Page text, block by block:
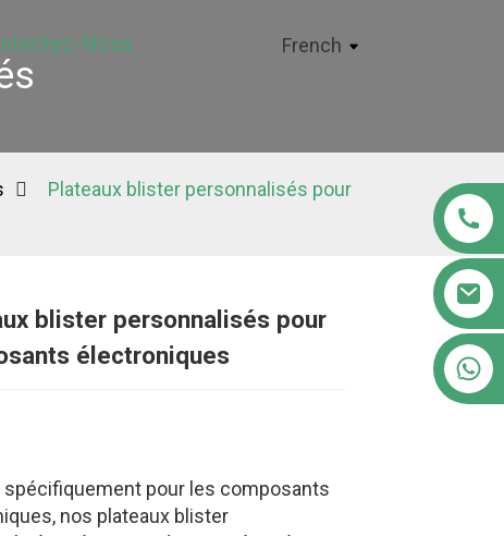
Nous French
Plateaux blister personnalisés pour
Loading...
Loading...
blister personnalisés pour
électroniques
spécifiquement pour les composants
nos plateaux blister